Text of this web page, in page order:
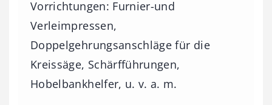
Vorrichtungen: Furnier-und
Verleimpressen,
Doppelgehrungsanschläge für die
Kreissäge, Schärfführungen,
Hobelbankhelfer, u. v. a. m.